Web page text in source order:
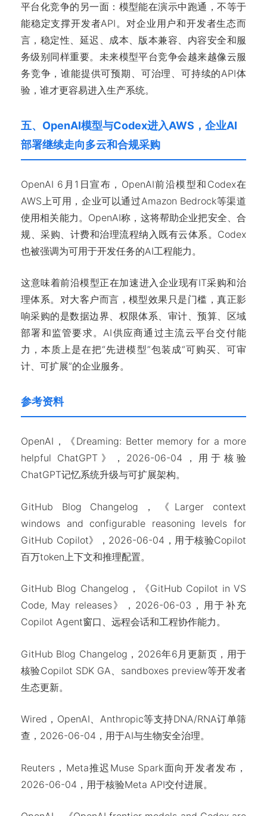
平台化竞争的另一面：模型能在演示中跑通，不等于
能稳定支撑开发者API。对企业用户和开发者生态而
言，稳定性、延迟、成本、版本兼容、内容安全和服
务级别同样重要。未来模型平台竞争会越来越像云服
务竞争，谁能提供可预期、可治理、可持续的API体
验，谁才更容易进入生产系统。
五、OpenAI模型与Codex进入AWS，企业AI
部署继续走向多云和合规采购
OpenAI 6月1日宣布，OpenAI前沿模型和Codex在
AWS上可用，企业可以通过Amazon Bedrock等渠道
使用相关能力。OpenAI称，这将帮助企业把安全、合
规、采购、计费和治理流程纳入既有云体系。Codex
也被强调为可用于开发任务的AI工程能力。
这意味着前沿模型正在加速进入企业现有IT采购和治
理体系。对大客户而言，模型效果只是门槛，真正影
响采购的是数据边界、权限体系、审计、预算、区域
部署和监管要求。AI供应商通过主流云平台交付能
力，本质上是在把“先进模型”包装成“可购买、可审
计、可扩展”的企业服务。
参考资料
OpenAI，《Dreaming: Better memory for a more
helpful ChatGPT》，2026-06-04，用于核验
ChatGPT记忆系统升级与可扩展架构。
GitHub Blog Changelog，《Larger context
windows and configurable reasoning levels for
GitHub Copilot》，2026-06-04，用于核验Copilot
百万token上下文和推理配置。
GitHub Blog Changelog，《GitHub Copilot in VS
Code, May releases》，2026-06-03，用于补充
Copilot Agent窗口、远程会话和工程协作能力。
GitHub Blog Changelog，2026年6月更新页，用于
核验Copilot SDK GA、sandboxes preview等开发者
生态更新。
Wired，OpenAI、Anthropic等支持DNA/RNA订单筛
查，2026-06-04，用于AI与生物安全治理。
Reuters，Meta推迟Muse Spark面向开发者发布，
2026-06-04，用于核验Meta API交付进展。